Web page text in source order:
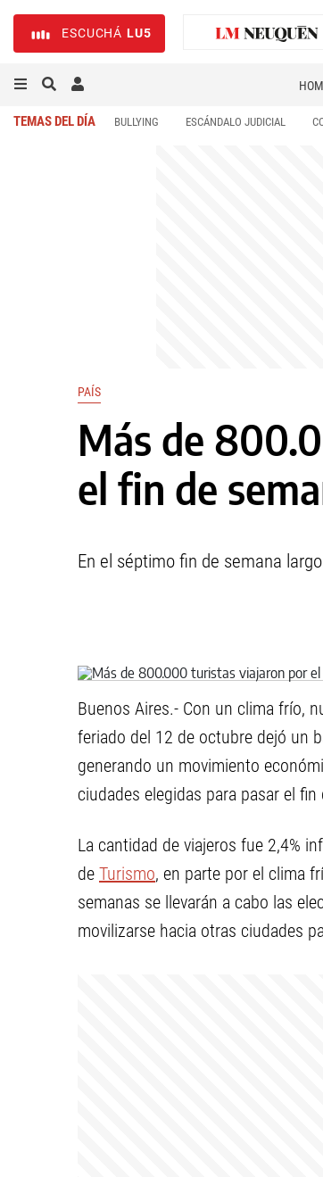
ESCUCHÁ LU5
TEMAS DEL DÍA BULLYING ESCÁNDALO JUDICIAL
PAÍS
Más de
el fin de
En el séptimo fin de semana
Buenos Aires.- Con un clima frío,
feriado del 12 de octubre dejó un
generando un movimiento
ciudades elegidas para pasar el fin
La cantidad de viajeros fue 2,4%
de Turismo, en parte por el clima
semanas se llevarán a cabo las
movilizarse hacia otras ciudades